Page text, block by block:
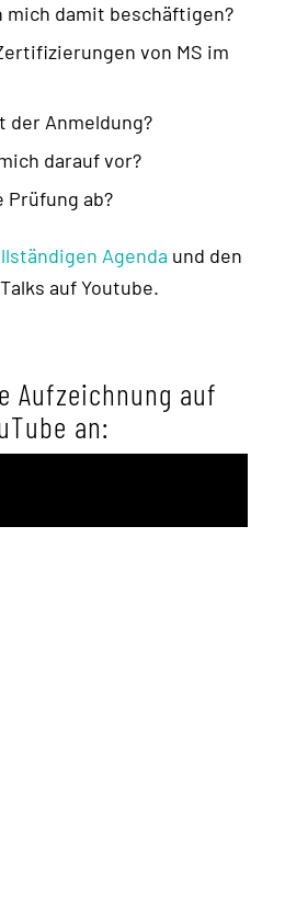
mich damit beschäftigen?
von MS im
der Anmeldung?
darauf vor?
Prüfung ab?
Agenda und den
auf Youtube.
Aufzeichnung auf
an: